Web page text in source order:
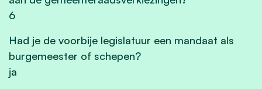
6
Had je de voorbije legislatuur een mandaat als
burgemeester of schepen?
ja